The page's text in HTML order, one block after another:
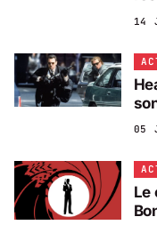
14
05
Le